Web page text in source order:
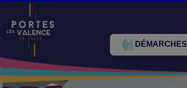
DÉMARCHES